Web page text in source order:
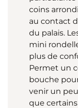
coins
au contact
du palais.
mini
plus de
Permet un
bouche
venir un
que